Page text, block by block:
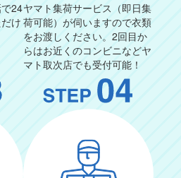
24
け
ヤマト集荷サービス（即日集
荷可能）が伺いますので衣類
をお渡しください。2回目か
らはお近くのコンビニなどヤ
マト取次店でも受付可能！